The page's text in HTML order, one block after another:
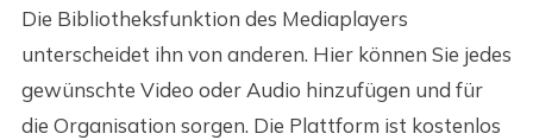
Die Bibliotheksfunktion des Mediaplayers
unterscheidet ihn von anderen. Hier können Sie jedes
gewünschte Video oder Audio hinzufügen und für
die Organisation sorgen. Die Plattform ist kostenlos